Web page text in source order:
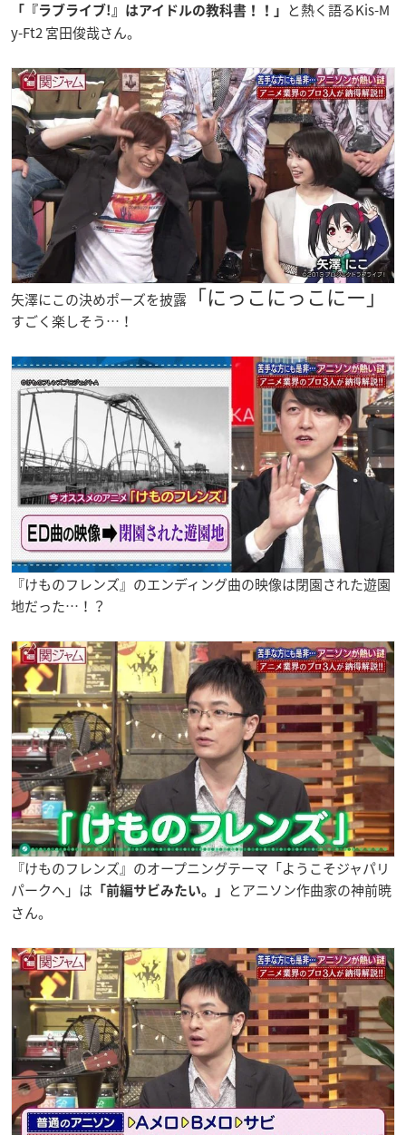
「『ラブライブ!』はアイドルの教科書！！」
と熱く語るKis-M
y-Ft2 宮田俊哉さん。
矢澤にこの決めポーズを披露 「にっこにっこにー」
すごく楽しそう…！
『けものフレンズ』のエンディング曲の映像は閉園された遊園
地だった…！？
『けものフレンズ』のオープニングテーマ「ようこそジャパリ
パークへ」は 「前編サビみたい。」
とアニソン作曲家の神前暁
さん。